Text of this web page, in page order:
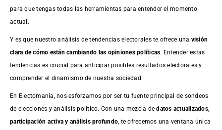
para que tengas todas las herramientas para entender el momento
actual.
Y es que nuestro análisis de tendencias electorales te ofrece una visión
clara de cómo están cambiando las opiniones políticas. Entender estas
tendencias es crucial para anticipar posibles resultados electorales y
comprender el dinamismo de nuestra sociedad.
En Electomanía, nos esforzamos por ser tu fuente principal de sondeos
de elecciones y análisis político. Con una mezcla dedatos actualizados,
participación activa y análisis profundo , te ofrecemos una ventana única